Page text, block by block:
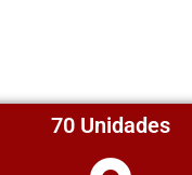
70 Unidades